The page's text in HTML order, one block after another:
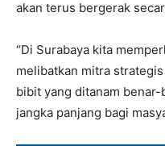
akan terus bergerak
“Di Surabaya kita
melibatkan mitra
bibit yang ditanam
jangka panjang bagi